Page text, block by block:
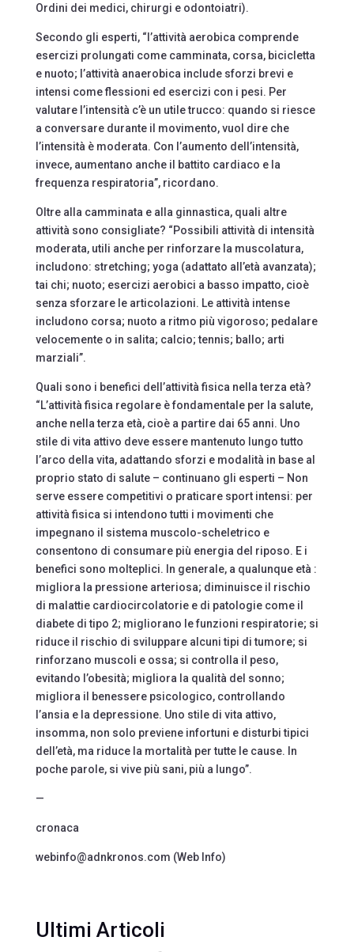
Ordini dei medici, chirurgi e odontoiatri).
Secondo gli esperti, “l’attività aerobica comprende
esercizi prolungati come camminata, corsa, bicicletta
e nuoto; l’attività anaerobica include sforzi brevi e
intensi come flessioni ed esercizi con i pesi. Per
valutare l’intensità c’è un utile trucco: quando si riesce
a conversare durante il movimento, vuol dire che
l’intensità è moderata. Con l’aumento dell’intensità,
invece, aumentano anche il battito cardiaco e la
frequenza respiratoria”, ricordano.
Oltre alla camminata e alla ginnastica, quali altre
attività sono consigliate? “Possibili attività di intensità
moderata, utili anche per rinforzare la muscolatura,
includono: stretching; yoga (adattato all’età avanzata);
tai chi; nuoto; esercizi aerobici a basso impatto, cioè
senza sforzare le articolazioni. Le attività intense
includono corsa; nuoto a ritmo più vigoroso; pedalare
velocemente o in salita; calcio; tennis; ballo; arti
marziali”.
Quali sono i benefici dell’attività fisica nella terza età?
“L’attività fisica regolare è fondamentale per la salute,
anche nella terza età, cioè a partire dai 65 anni. Uno
stile di vita attivo deve essere mantenuto lungo tutto
l’arco della vita, adattando sforzi e modalità in base al
proprio stato di salute – continuano gli esperti – Non
serve essere competitivi o praticare sport intensi: per
attività fisica si intendono tutti i movimenti che
impegnano il sistema muscolo-scheletrico e
consentono di consumare più energia del riposo. E i
benefici sono molteplici. In generale, a qualunque età :
migliora la pressione arteriosa; diminuisce il rischio
di malattie cardiocircolatorie e di patologie come il
diabete di tipo 2; migliorano le funzioni respiratorie; si
riduce il rischio di sviluppare alcuni tipi di tumore; si
rinforzano muscoli e ossa; si controlla il peso,
evitando l’obesità; migliora la qualità del sonno;
migliora il benessere psicologico, controllando
l’ansia e la depressione. Uno stile di vita attivo,
insomma, non solo previene infortuni e disturbi tipici
dell’età, ma riduce la mortalità per tutte le cause. In
poche parole, si vive più sani, più a lungo”.
—
cronaca
webinfo@adnkronos.com (Web Info)
Ultimi Articoli